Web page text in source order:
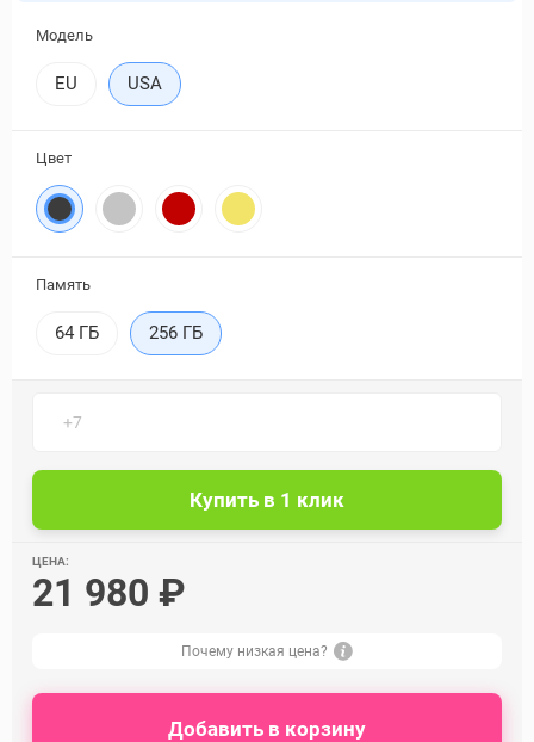
Модель
EU USA
Цвет
Память
64 ГБ 256 ГБ
ЦЕНА:
21 980 ₽
Почему низкая цена?
Добавить в корзину